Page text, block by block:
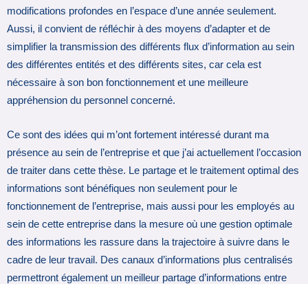
modifications profondes en l’espace d’une année seulement.
Aussi, il convient de réfléchir à des moyens d’adapter et de
simplifier la transmission des différents flux d’information au sein
des différentes entités et des différents sites, car cela est
nécessaire à son bon fonctionnement et une meilleure
appréhension du personnel concerné.
Ce sont des idées qui m’ont fortement intéressé durant ma
présence au sein de l’entreprise et que j’ai actuellement l’occasion
de traiter dans cette thèse. Le partage et le traitement optimal des
informations sont bénéfiques non seulement pour le
fonctionnement de l’entreprise, mais aussi pour les employés au
sein de cette entreprise dans la mesure où une gestion optimale
des informations les rassure dans la trajectoire à suivre dans le
cadre de leur travail. Des canaux d’informations plus centralisés
permettront également un meilleur partage d’informations entre